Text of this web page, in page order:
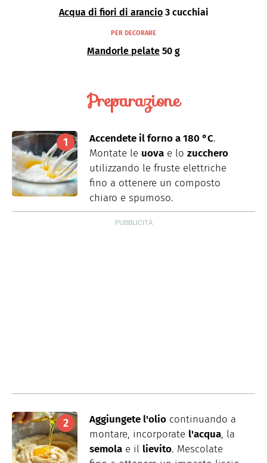
Acqua di fiori di arancio 3 cucchiai
PER DECORARE
Mandorle pelate 50 g
Preparazione
Accendete il forno a 180 °C.
Montate le uova e lo zucchero
utilizzando le fruste elettriche
fino a ottenere un composto
chiaro e spumoso.
Aggiungete l'olio continuando a
montare, incorporate l'acqua, la
semola e il lievito. Mescolate